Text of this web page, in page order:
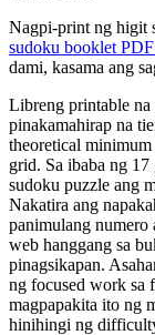
Nagpi-print ng higit
sudoku booklet
dami, kasama ang
Libreng printable
pinakamahirap na
theoretical
grid. Sa ibaba ng
sudoku puzzle ang
Nakatira ang
panimulang numero
web hanggang sa
pinagsikapan.
ng focused work sa
magpapakita ito ng
hinihingi ng